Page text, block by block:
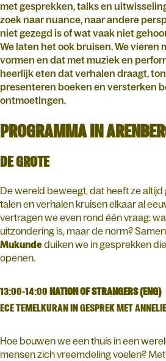
met gesprekken, talks en
zoek naar nuance, naar andere
niet gezegd is of wat vaak niet
We laten het ook bruisen. We vieren
vormen en dat met muziek en
heerlijk eten dat verhalen draagt,
presenteren boeken en versterken
ontmoetingen.
PROGRAMMA IN
DE GROTE
De wereld beweegt, dat heeft ze altijd
talen en verhalen kruisen elkaar al
vertragen we even rond één vraag:
uitzondering is, maar de norm?
Mukundeduiken we in gesprekken
openen.
13:00-14:00NATION OF STRANGERS (ENG)
ECE TEMELKURAN IN GESPREK MET
Hoe bouwen we een thuis in een
mensen zich vreemdeling voelen?